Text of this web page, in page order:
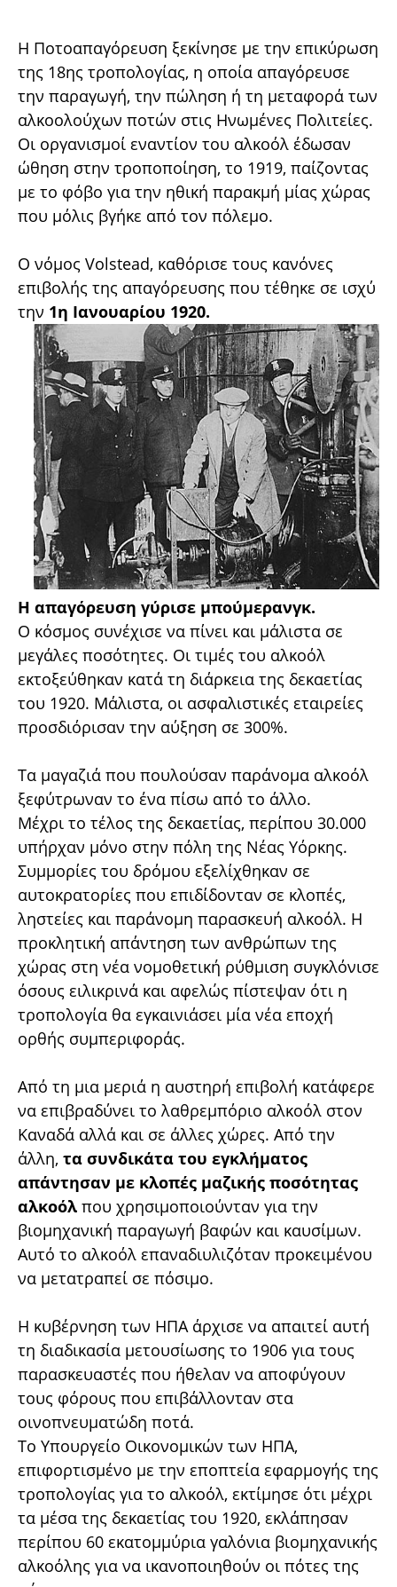
Η Ποτοαπαγόρευση ξεκίνησε με την επικύρωση
της 18ης τροπολογίας, η οποία απαγόρευσε
την παραγωγή, την πώληση ή τη μεταφορά των
αλκοολούχων ποτών στις Ηνωμένες Πολιτείες.
Οι οργανισμοί εναντίον του αλκοόλ έδωσαν
ώθηση στην τροποποίηση, το 1919, παίζοντας
με το φόβο για την ηθική παρακμή μίας χώρας
που μόλις βγήκε από τον πόλεμο.
Ο νόμος Volstead, καθόρισε τους κανόνες
επιβολής της απαγόρευσης που τέθηκε σε ισχύ
την 1η Ιανουαρίου 1920.
Η απαγόρευση γύρισε μπούμερανγκ.
Ο κόσμος συνέχισε να πίνει και μάλιστα σε
μεγάλες ποσότητες. Οι τιμές του αλκοόλ
εκτοξεύθηκαν κατά τη διάρκεια της δεκαετίας
του 1920. Μάλιστα, οι ασφαλιστικές εταιρείες
προσδιόρισαν την αύξηση σε 300%.
Τα μαγαζιά που πουλούσαν παράνομα αλκοόλ
ξεφύτρωναν το ένα πίσω από το άλλο.
Μέχρι το τέλος της δεκαετίας, περίπου 30.000
υπήρχαν μόνο στην πόλη της Νέας Υόρκης.
Συμμορίες του δρόμου εξελίχθηκαν σε
αυτοκρατορίες που επιδίδονταν σε κλοπές,
ληστείες και παράνομη παρασκευή αλκοόλ. Η
προκλητική απάντηση των ανθρώπων της
χώρας στη νέα νομοθετική ρύθμιση συγκλόνισε
όσους ειλικρινά και αφελώς πίστεψαν ότι η
τροπολογία θα εγκαινιάσει μία νέα εποχή
ορθής συμπεριφοράς.
Από τη μια μεριά η αυστηρή επιβολή κατάφερε
να επιβραδύνει το λαθρεμπόριο αλκοόλ στον
Καναδά αλλά και σε άλλες χώρες. Από την
άλλη, τα συνδικάτα του εγκλήματος
απάντησαν με κλοπές μαζικής ποσότητας
αλκοόλ που χρησιμοποιούνταν για την
βιομηχανική παραγωγή βαφών και καυσίμων.
Αυτό το αλκοόλ επαναδιυλιζόταν προκειμένου
να μετατραπεί σε πόσιμο.
Η κυβέρνηση των ΗΠΑ άρχισε να απαιτεί αυτή
τη διαδικασία μετουσίωσης το 1906 για τους
παρασκευαστές που ήθελαν να αποφύγουν
τους φόρους που επιβάλλονταν στα
οινοπνευματώδη ποτά.
Το Υπουργείο Οικονομικών των ΗΠΑ,
επιφορτισμένο με την εποπτεία εφαρμογής της
τροπολογίας για το αλκοόλ, εκτίμησε ότι μέχρι
τα μέσα της δεκαετίας του 1920, εκλάπησαν
περίπου 60 εκατομμύρια γαλόνια βιομηχανικής
αλκοόλης για να ικανοποιηθούν οι πότες της